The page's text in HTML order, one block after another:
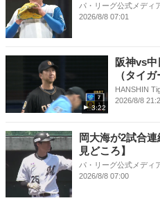
パ・リーグ公式メディ
2026/8/8 07:01
3:22
阪神vs中
（タイ
HANSHIN
2026/8/8
岡大海が2試合
見どころ】
パ・リーグ公式メディ
2026/8/8 07:00